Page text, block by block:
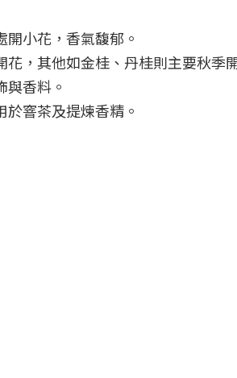
小花，香氣馥郁。
，其他如金桂、丹桂則主要秋季
香料。
窨茶及提煉香精。